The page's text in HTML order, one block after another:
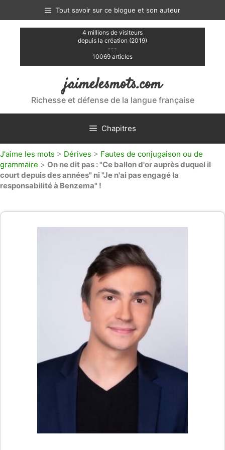
contenu
Tout savoir sur ce blogue et son auteur
4 millions de visiteurs
depuis la création (2019)
---
10069 articles
jaimelesmots.com
Richesse et défense de la langue française
Chapitres
J'aime les mots > Dérives > Fautes de conjugaison ou de
grammaire > On ne dit pas : "Ce ballon d'or auprès duquel il
court depuis des années" ni "Je n'ai pas engagé la
responsabilité à Benzema" !